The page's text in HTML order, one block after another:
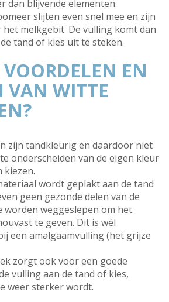
dan blijvende elementen.
slijten even snel mee en zijn
melkgebit. De vulling komt dan
tand of kies uit te steken.
EN
VAN WITTE
zijn tandkleurig en daardoor niet
onderscheiden van de eigen kleur
kiezen.
wordt geplakt aan de tand
geen gezonde delen van de
worden weggeslepen om het
te geven. Dit is wél
een amalgaamvulling (het grijze
zorgt ook voor een goede
vulling aan de tand of kies,
weer sterker wordt.